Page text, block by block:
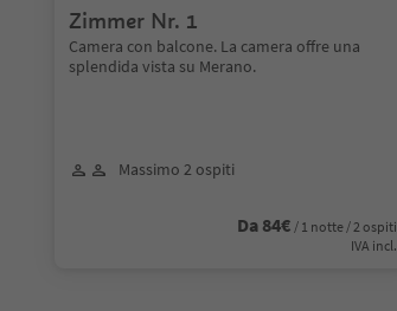
Zimmer Nr. 1
Camera con balcone. La camera offre una
splendida vista su Merano.
Massimo 2 ospiti
Da 84€ / 1 notte / 2 ospiti
IVA incl.